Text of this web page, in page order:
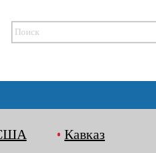
Кавказ